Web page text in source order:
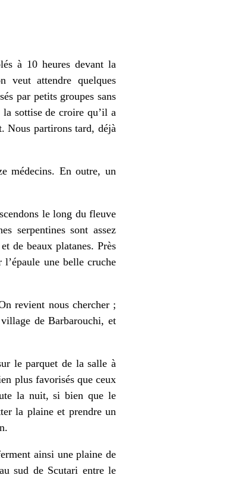
à 10 heures devant la
veut attendre quelques
par petits groupes sans
sottise de croire qu’il a
Nous partirons tard, déjà
médecins. En outre, un
le long du fleuve
serpentines sont assez
de beaux platanes. Près
une belle cruche
revient nous chercher ;
de Barbarouchi, et
le parquet de la salle à
plus favorisés que ceux
la nuit, si bien que le
la plaine et prendre un
ainsi une plaine de
sud de Scutari entre le